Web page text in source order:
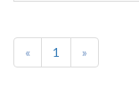
« 1 »